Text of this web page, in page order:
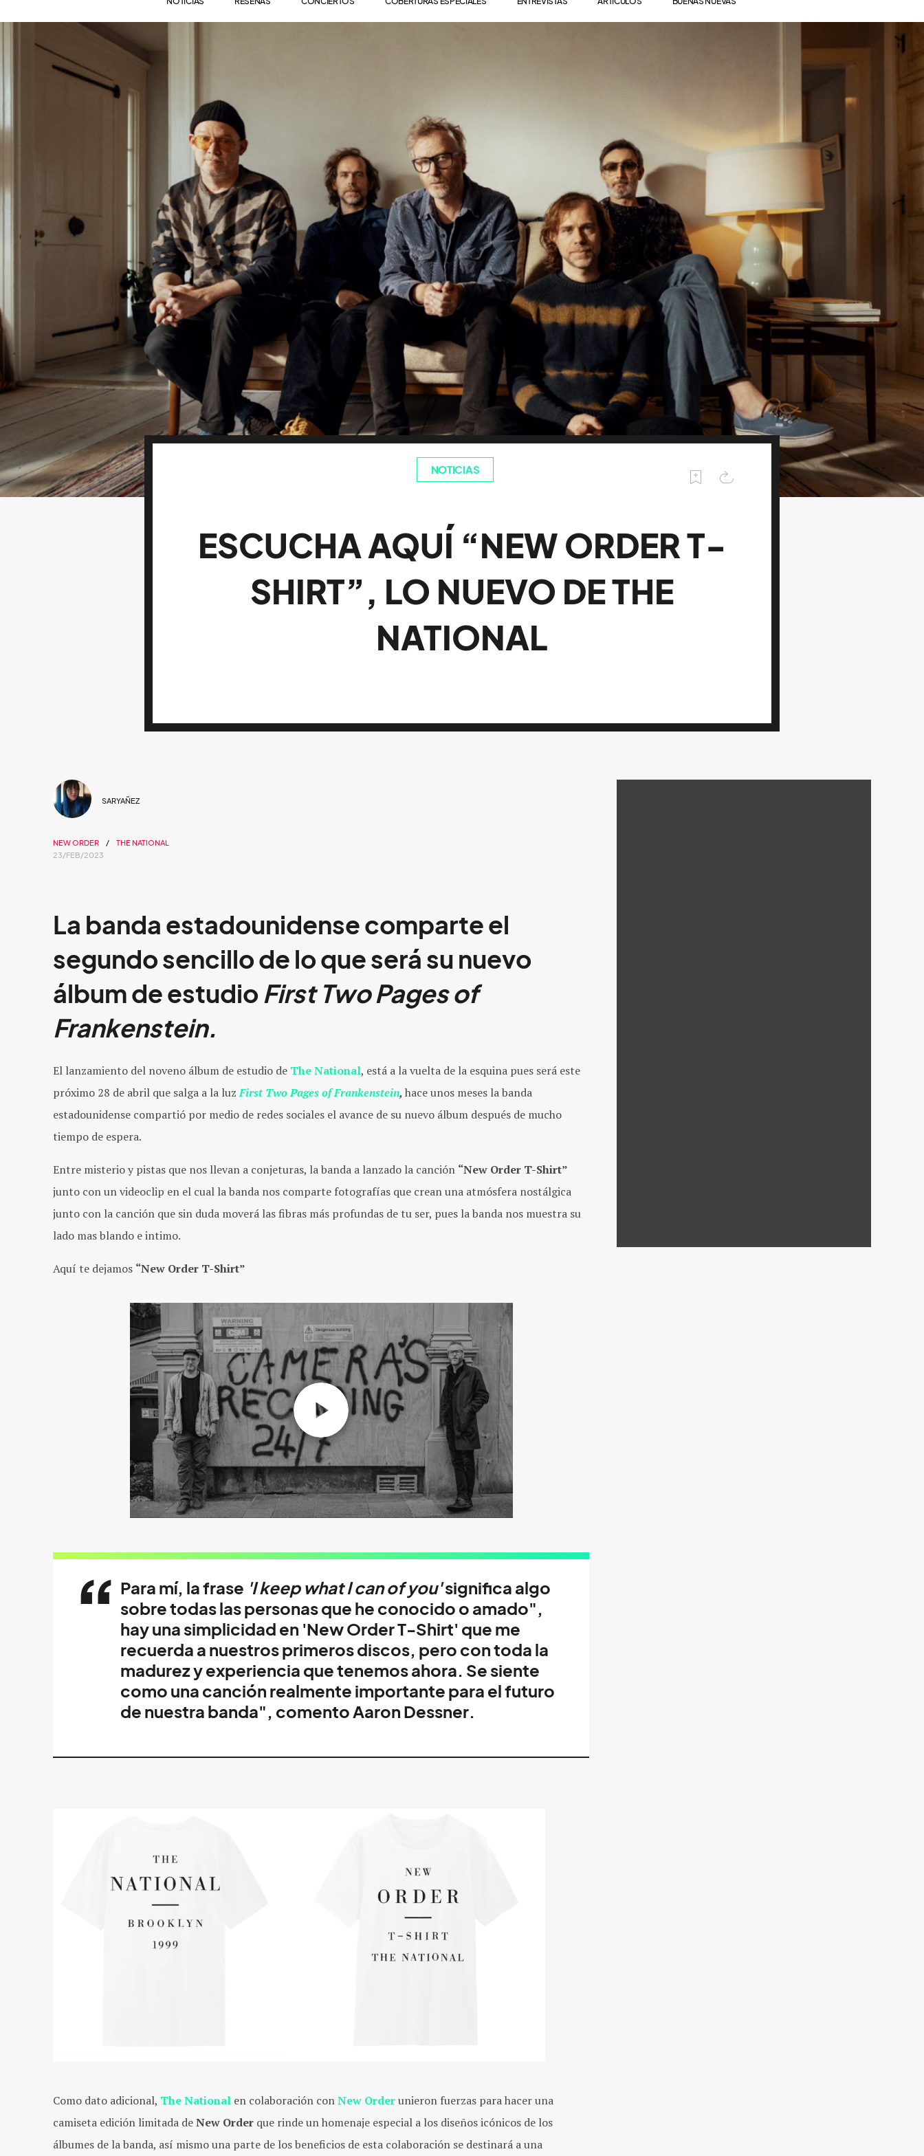
NOTICIAS
ESCUCHA AQUÍ “NEW ORDER T-
SHIRT”, LO NUEVO DE THE
NATIONAL
SARYAÑEZ
NEW ORDER
THE NATIONAL
23/FEB/2023
La banda estadounidense comparte el
segundo sencillo de lo que será su nuevo
álbum de estudio First Two Pages of
Frankenstein.
El lanzamiento del noveno álbum de estudio de The National, está a la vuelta de la esquina pues será este
próximo 28 de abril que salga a la luzFirst Two Pages of Frankenstein,hace unos meses la banda
estadounidense compartió por medio de redes sociales el avance de su nuevo álbum después de mucho
tiempo de espera.
Entre misterio y pistas que nos llevan a conjeturas, la banda a lanzado la canción “New Order T-Shirt”
junto con un videoclip en el cual la banda nos comparte fotografías que crean una atmósfera nostálgica
junto con la canción que sin duda moverá las fibras más profundas de tu ser, pues la banda nos muestra su
lado mas blando e intimo.
Aquí te dejamos “New Order T-Shirt”
Para mí, la frase 'I keep what I can of you'significa algo
sobre todas las personas que he conocido o amado",
hay una simplicidad en 'New Order T-Shirt' que me
recuerda a nuestros primeros discos, pero con toda la
madurez y experiencia que tenemos ahora. Se siente
como una canción realmente importante para el futuro
de nuestra banda", comentoAaron Dessner.
Como dato adicional, The National en colaboración conNew Orderunieron fuerzas para hacer una
camiseta edición limitada deNew Order que rinde un homenaje especial a los diseños icónicos de los
álbumes de la banda, así mismo una parte de los beneficios de esta colaboración se destinará a una